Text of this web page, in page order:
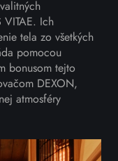
VITAE. Ich
tela zo všetkých
pomocou
bonusom tejto
DEXON,
atmosféry